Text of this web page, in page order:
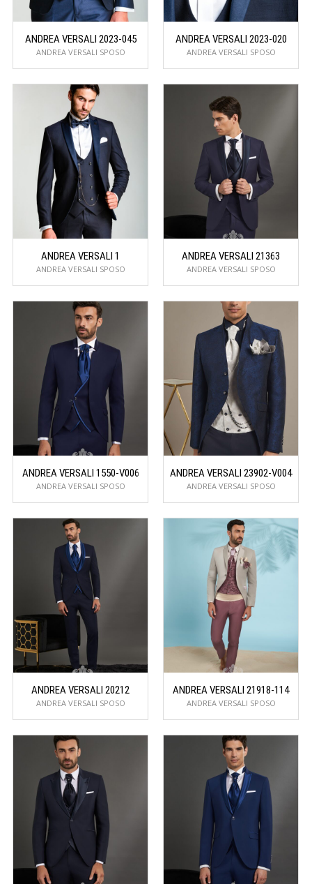
ANDREA VERSALI 2023-045
ANDREA VERSALI SPOSO
ANDREA VERSALI 2023-020
ANDREA VERSALI SPOSO
ANDREA VERSALI 1
ANDREA VERSALI SPOSO
ANDREA VERSALI 21363
ANDREA VERSALI SPOSO
ANDREA VERSALI 1550-V006
ANDREA VERSALI SPOSO
ANDREA VERSALI 23902-V004
ANDREA VERSALI SPOSO
ANDREA VERSALI 20212
ANDREA VERSALI SPOSO
ANDREA VERSALI 21918-114
ANDREA VERSALI SPOSO